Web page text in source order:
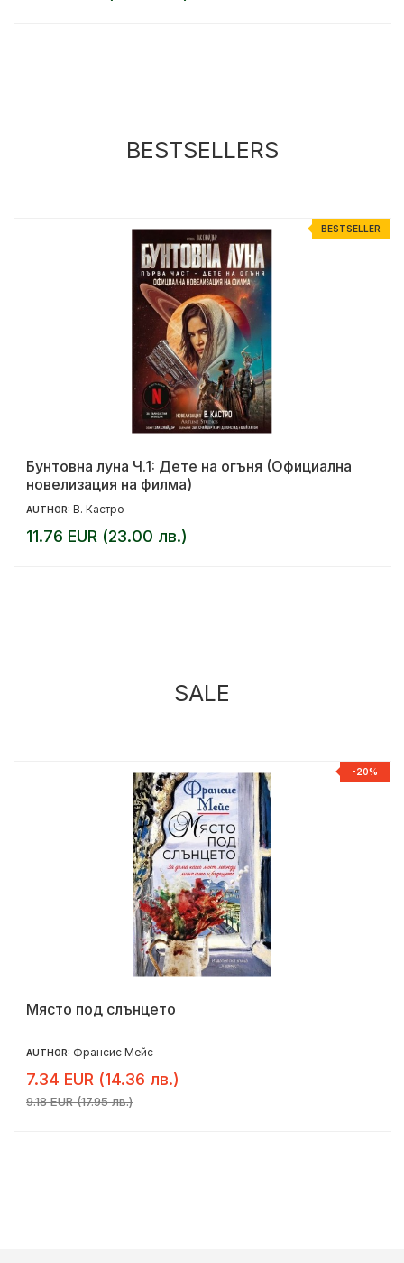
BESTSELLERS
BESTSELLER
Бунтовна луна Ч.1: Дете на огъня (Официална
новелизация на филма)
AUTHOR: В. Кастро
11.76 EUR (23.00 лв.)
SALE
-20%
Място под слънцето
AUTHOR: Франсис Мейс
7.34 EUR (14.36 лв.)
9.18 EUR (17.95 лв.)